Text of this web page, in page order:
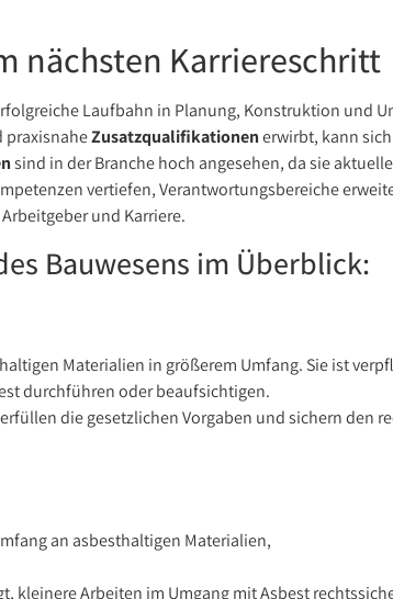
nächsten Karriereschritt
Laufbahn in Planung, Konstruktion und
praxisnaheZusatzqualifikationenerwirbt, kann
sind in der Branche hoch angesehen, da sie
vertiefen, Verantwortungsbereiche
und Karriere.
Bauwesens im Überblick:
Materialien in größerem Umfang. Sie ist
durchführen oder beaufsichtigen.
die gesetzlichen Vorgaben und sichern den
an asbesthaltigen Materialien,
Arbeiten im Umgang mit Asbest